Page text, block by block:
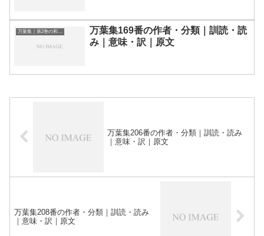
万葉集169番の作者・分類｜訓読・読
み｜意味・訳｜原文
万葉集206番の作者・分類｜訓読・読み
｜意味・訳｜原文
万葉集208番の作者・分類｜訓読・読み
｜意味・訳｜原文